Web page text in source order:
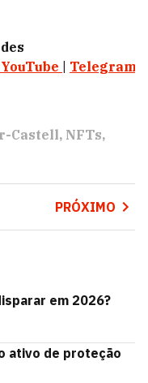
YouTube Telegram
Castell NFTs
PRÓXIMO
em 2026?
ativo de proteção